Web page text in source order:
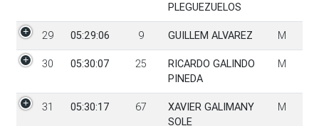
PLEGUEZUELOS
29 05:29:06 9 GUILLEM ALVAREZ M
30 05:30:07 25
RICARDO GALINDO
PINEDA
M
31 05:30:17 67
XAVIER GALIMANY
SOLE
M